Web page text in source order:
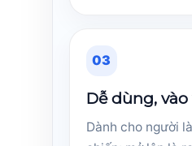
03
Dễ dùng,
Dành cho người